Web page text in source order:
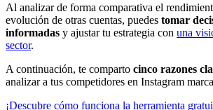
Al analizar de forma comparativa el
evolución de otras cuentas, puedes tomar
informadas y ajustar tu estrategia con una
sector.
A continuación, te comparto cinco razones
analizar a tus competidores en Instagram
¡Descubre cómo funciona la herramienta